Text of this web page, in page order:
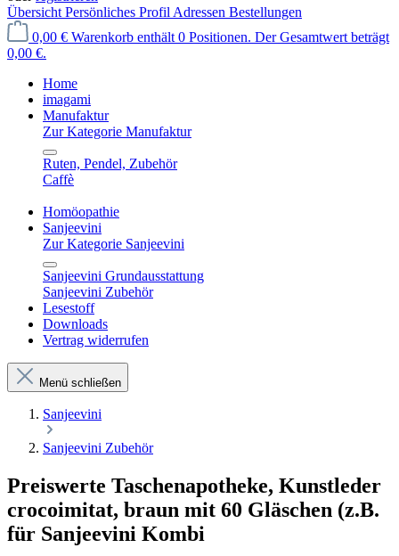
Übersicht Persönliches Profil Adressen Bestellungen
0,00 € Warenkorb enthält 0 Positionen. Der Gesamtwert beträgt
0,00 €.
Home
imagami
Manufaktur
Zur Kategorie Manufaktur
Ruten, Pendel, Zubehör
Caffè
Homöopathie
Sanjeevini
Zur Kategorie Sanjeevini
Sanjeevini Grundausstattung
Sanjeevini Zubehör
Lesestoff
Downloads
Vertrag widerrufen
Menü schließen
Sanjeevini
Sanjeevini Zubehör
Preiswerte Taschenapotheke, Kunstleder
crocoimitat, braun mit 60 Gläschen (z.B.
für Sanjeevini Kombi